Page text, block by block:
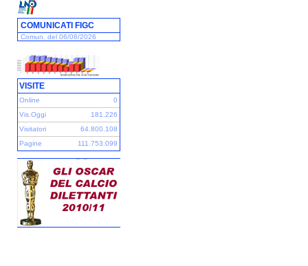
COMUNICATI FIGC
Comun. del 06/08/2026
VISITE
Online
0
Vis.Oggi
181.226
Visitatori
64.800.108
Pagine
111.753.099